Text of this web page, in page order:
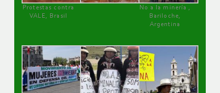
Protestas contra
VALE, Brasil
No a la minería ,
Bariloche,
Argentina